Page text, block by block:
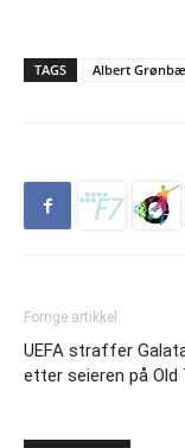
TAGS Albert
Forrige artikkel
UEFA straffer
etter seieren på